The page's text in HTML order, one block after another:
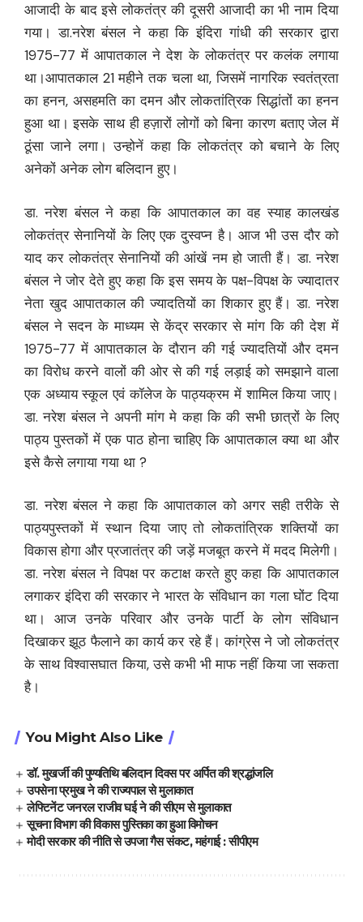
आजादी के बाद इसे लोकतंत्र की दूसरी आजादी का भी नाम दिया
गया। डा.नरेश बंसल ने कहा कि इंदिरा गांधी की सरकार द्वारा
1975-77 में आपातकाल ने देश के लोकतंत्र पर कलंक लगाया
था।आपातकाल 21 महीने तक चला था, जिसमें नागरिक स्वतंत्रता
का हनन, असहमति का दमन और लोकतांत्रिक सिद्धांतों का हनन
हुआ था। इसके साथ ही हज़ारों लोगों को बिना कारण बताए जेल में
ठूंसा जाने लगा। उन्होनें कहा कि लोकतंत्र को बचाने के लिए
अनेकों अनेक लोग बलिदान हुए।
डा. नरेश बंसल ने कहा कि आपातकाल का वह स्याह कालखंड
लोकतंत्र सेनानियों के लिए एक दुस्वप्न है। आज भी उस दौर को
याद कर लोकतंत्र सेनानियों की आंखें नम हो जाती हैं। डा. नरेश
बंसल ने जोर देते हुए कहा कि इस समय के पक्ष-विपक्ष के ज्यादातर
नेता खुद आपातकाल की ज्यादतियों का शिकार हुए हैं। डा. नरेश
बंसल ने सदन के माध्यम से केंद्र सरकार से मांग कि की देश में
1975-77 में आपातकाल के दौरान की गई ज्यादतियों और दमन
का विरोध करने वालों की ओर से की गई लड़ाई को समझाने वाला
एक अध्याय स्कूल एवं कॉलेज के पाठ्यक्रम में शामिल किया जाए।
डा. नरेश बंसल ने अपनी मांग मे कहा कि की सभी छात्रों के लिए
पाठ्य पुस्तकों में एक पाठ होना चाहिए कि आपातकाल क्या था और
इसे कैसे लगाया गया था ?
डा. नरेश बंसल ने कहा कि आपातकाल को अगर सही तरीके से
पाठ्यपुस्तकों में स्थान दिया जाए तो लोकतांत्रिक शक्तियों का
विकास होगा और प्रजातंत्र की जड़ें मजबूत करने में मदद मिलेगी।
डा. नरेश बंसल ने विपक्ष पर कटाक्ष करते हुए कहा कि आपातकाल
लगाकर इंदिरा की सरकार ने भारत के संविधान का गला घोंट दिया
था। आज उनके परिवार और उनके पार्टी के लोग संविधान
दिखाकर झूठ फैलाने का कार्य कर रहे हैं। कांग्रेस ने जो लोकतंत्र
के साथ विश्वासघात किया, उसे कभी भी माफ नहीं किया जा सकता
है।
You Might Also Like
डॉ. मुखर्जी की पुण्यतिथि बलिदान दिवस पर अर्पित की श्रद्धांजलि
उपसेना प्रमुख ने की राज्यपाल से मुलाकात
लेफ्टिनेंट जनरल राजीव घई ने की सीएम से मुलाकात
सूचना विभाग की विकास पुस्तिका का हुआ विमोचन
मोदी सरकार की नीति से उपजा गैस संकट, महंगाई : सीपीएम